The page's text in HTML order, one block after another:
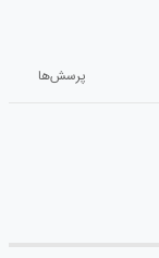
پرسش‌ها